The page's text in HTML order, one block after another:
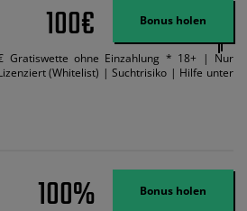
100€ Bonus holen
Gratiswette ohne Einzahlung * 18+ | Nur
(Whitelist) | Suchtrisiko | Hilfe unter
100% Bonus holen